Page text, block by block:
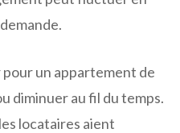
un appartement de
diminuer au fil du temps.
locataires aient